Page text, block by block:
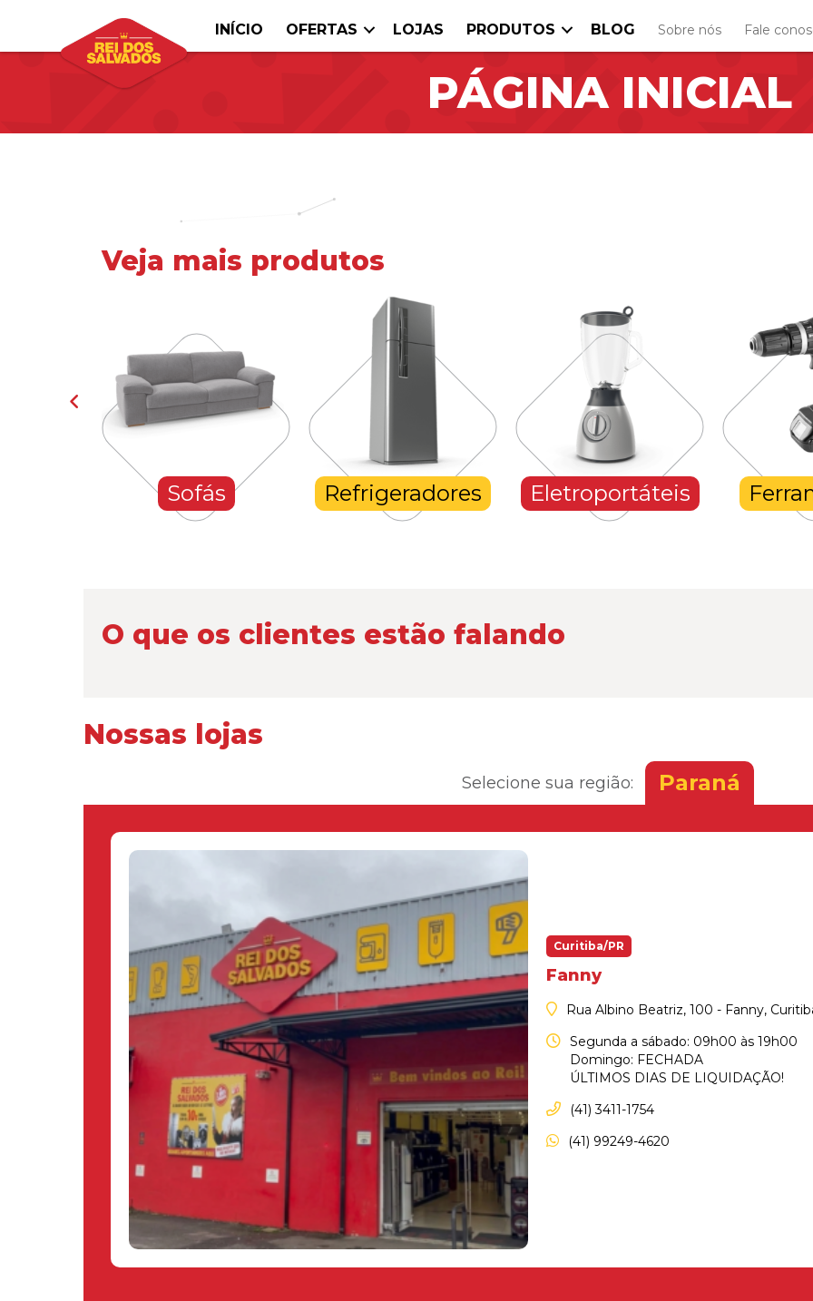
INÍCIO OFERTAS LOJAS PRODUTOS BLOG Sobre nós Fale
PÁGINA INICIAL
Veja mais produtos
Sofás Refrigeradores Eletroportáteis
O que os clientes estão falando
Nossas lojas
Selecione sua região: Paraná
Curitiba/PR
Fanny
Rua Albino Beatriz, 100 - Fanny,
Segunda a sábado: 09h00 às 19h00
Domingo: FECHADA
ÚLTIMOS DIAS DE LIQUIDAÇÃO!
(41) 3411-1754
(41) 99249-4620